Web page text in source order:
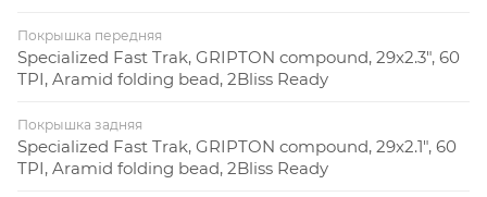
Покрышка передняя
Specialized Fast Trak, GRIPTON compound, 29x2.3", 60
TPI, Aramid folding bead, 2Bliss Ready
Покрышка задняя
Specialized Fast Trak, GRIPTON compound, 29x2.1", 60
TPI, Aramid folding bead, 2Bliss Ready